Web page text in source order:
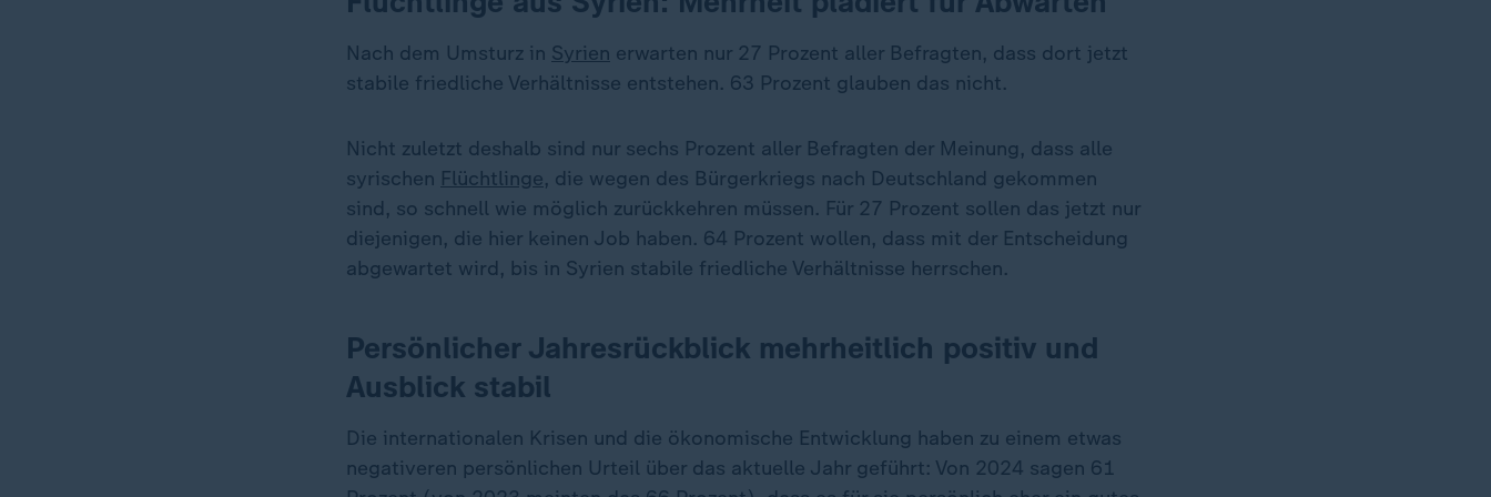
Nach dem Umsturz in Syrien erwarten nur 27 Prozent aller Befragten, dass dort jetzt
stabile friedliche Verhältnisse entstehen. 63 Prozent glauben das nicht.
Nicht zuletzt deshalb sind nur sechs Prozent aller Befragten der Meinung, dass alle
syrischen Flüchtlinge, die wegen des Bürgerkriegs nach Deutschland gekommen
sind, so schnell wie möglich zurückkehren müssen. Für 27 Prozent sollen das jetzt nur
diejenigen, die hier keinen Job haben. 64 Prozent wollen, dass mit der Entscheidung
abgewartet wird, bis in Syrien stabile friedliche Verhältnisse herrschen.
Persönlicher Jahresrückblick mehrheitlich positiv und
Ausblick stabil
Die internationalen Krisen und die ökonomische Entwicklung haben zu einem etwas
negativeren persönlichen Urteil über das aktuelle Jahr geführt: Von 2024 sagen 61